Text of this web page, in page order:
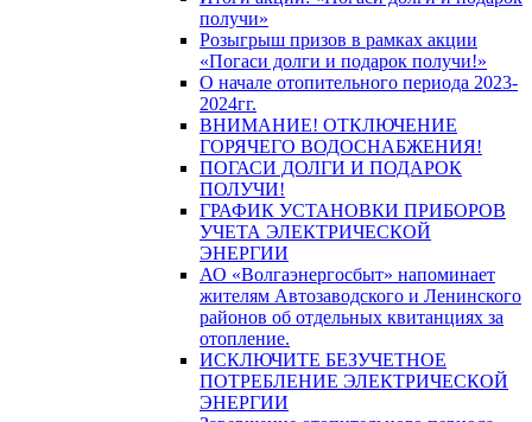
получи»
Розыгрыш призов в рамках акции
«Погаси долги и подарок получи!»
О начале отопительного периода 2023-
2024гг.
ВНИМАНИЕ! ОТКЛЮЧЕНИЕ
ГОРЯЧЕГО ВОДОСНАБЖЕНИЯ!
ПОГАСИ ДОЛГИ И ПОДАРОК
ПОЛУЧИ!
ГРАФИК УСТАНОВКИ ПРИБОРОВ
УЧЕТА ЭЛЕКТРИЧЕСКОЙ
ЭНЕРГИИ
АО «Волгаэнергосбыт» напоминает
жителям Автозаводского и Ленинского
районов об отдельных квитанциях за
отопление.
ИСКЛЮЧИТЕ БЕЗУЧЕТНОЕ
ПОТРЕБЛЕНИЕ ЭЛЕКТРИЧЕСКОЙ
ЭНЕРГИИ